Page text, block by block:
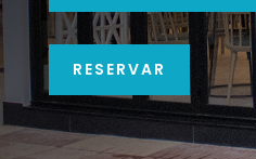
RESERVAR